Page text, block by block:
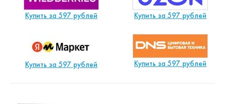
Купить за 597 рублей Купить за 597 рублей
Купить за 597 рублей Купить за 597 рублей